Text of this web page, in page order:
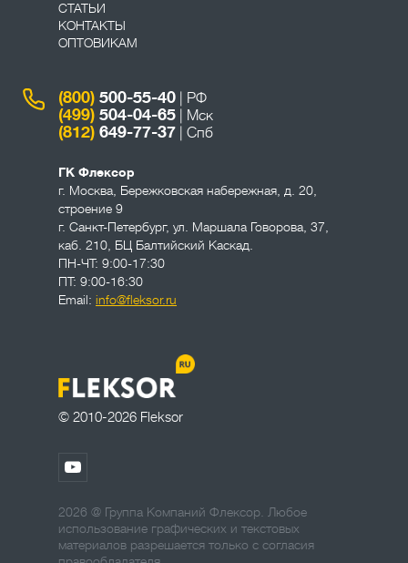
© 2010-2026 Fleksor
СТАТЬИ
КОНТАКТЫ
ОПТОВИКАМ
(800) 500-55-40 | РФ
(499) 504-04-65 | Мск
(812) 649-77-37 | Спб
ГК Флексор
г. Москва Бережковская набережная, д. 20,
строение 9
г. Санкт-Петербург, ул. Маршала Говорова, 37,
каб. 210, БЦ Балтийский Каскад.
ПН-ЧТ: 9:00-17:30
ПТ: 9:00-16:30
Email: info@fleksor.ru
2026 @ Группа Компаний Флексор. Любое
использование графических и текстовых
материалов разрешается только с согласия